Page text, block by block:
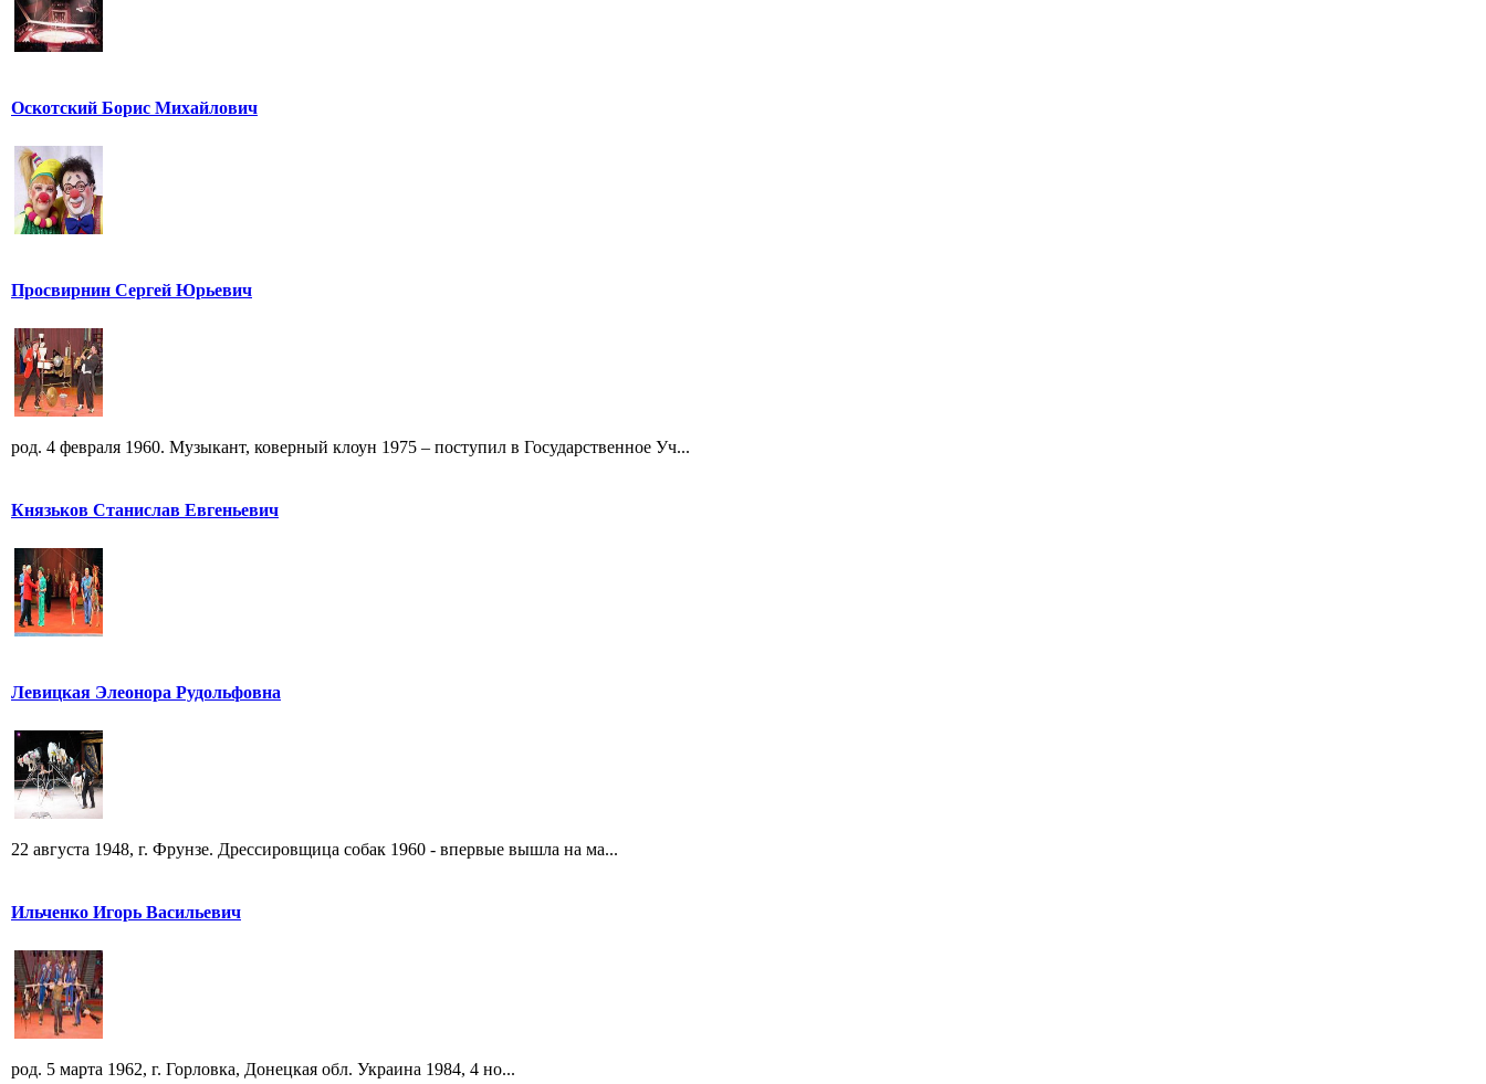
Оскотский Борис Михайлович
Просвирнин Сергей Юрьевич
род. 4 февраля 1960. Музыкант, коверный клоун 1975 – поступил в Государственное Уч...
Князьков Станислав Евгеньевич
Левицкая Элеонора Рудольфовна
22 августа 1948, г. Фрунзе. Дрессировщица собак 1960 - впервые вышла на ма...
Ильченко Игорь Васильевич
род. 5 марта 1962, г. Горловка, Донецкая обл. Украина 1984, 4 но...